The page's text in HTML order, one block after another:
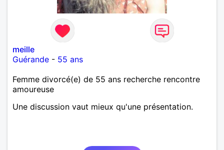
meille
Guérande - 55 ans
Femme divorcé(e) de 55 ans recherche rencontre
amoureuse
Une discussion vaut mieux qu'une présentation.